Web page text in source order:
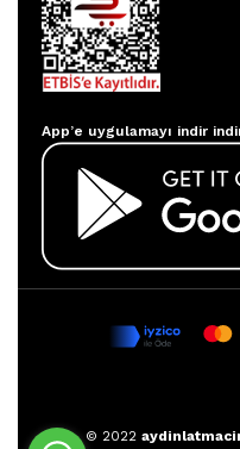
App’e uygulamayı indir
© 2022